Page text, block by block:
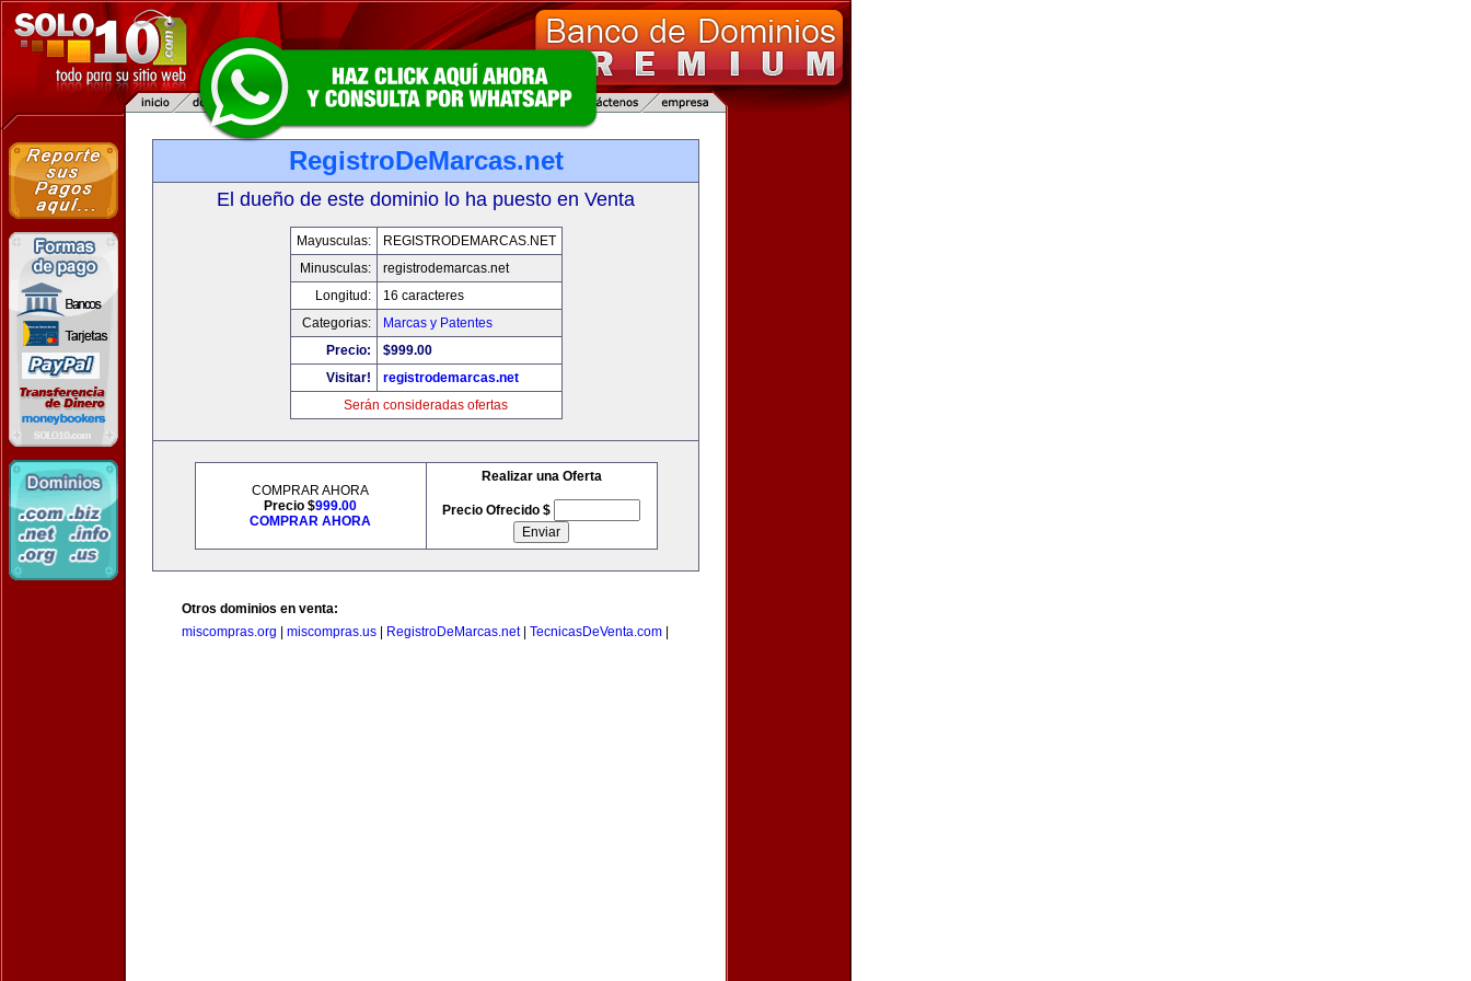
RegistroDeMarcas.net
El dueño de este dominio lo ha puesto en Venta
Mayusculas:
REGISTRODEMARCAS.NET
Minusculas:
registrodemarcas.net
Longitud:
16 caracteres
Categorias:
Marcas y Patentes
Precio:
$999.00
Visitar!
registrodemarcas.net
Serán consideradas ofertas
COMPRAR AHORA
Precio $999.00
COMPRAR AHORA
Realizar una Oferta
Precio Ofrecido $
Otros dominios en venta:
miscompras.org
miscompras.us RegistroDeMarcas.net| TecnicasDeVenta.com